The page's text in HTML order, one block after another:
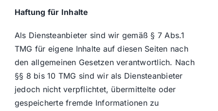
Haftung für Inhalte
Als Diensteanbieter sind wir gemäß § 7 Abs.1
TMG für eigene Inhalte auf diesen Seiten nach
den allgemeinen Gesetzen verantwortlich. Nach
§§ 8 bis 10 TMG sind wir als Diensteanbieter
jedoch nicht verpflichtet, übermittelte oder
gespeicherte fremde Informationen zu